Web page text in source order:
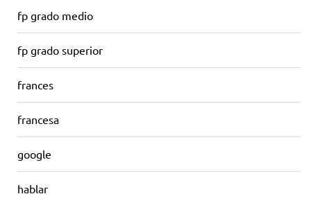
fp grado medio
fp grado superior
frances
francesa
google
hablar